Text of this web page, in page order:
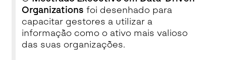
Organizations foi desenhado para
capacitar gestores a utilizar a
informação como o ativo mais valioso
das suas organizações.